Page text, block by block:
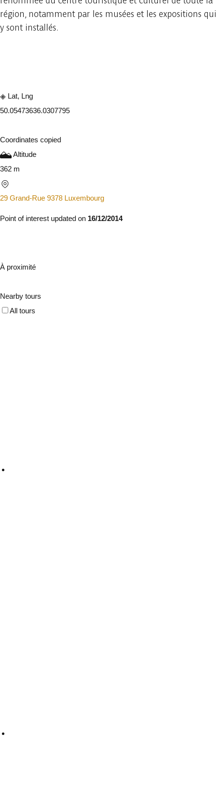
région, notamment par les musées et les expositions qui
y sont installés.
Lat, Lng
50.05473636.0307795
Coordinates copied
Altitude
362 m
29 Grand-Rue 9378 Luxembourg
Point of interest updated on 16/12/2014
À proximité
Nearby tours
All tours